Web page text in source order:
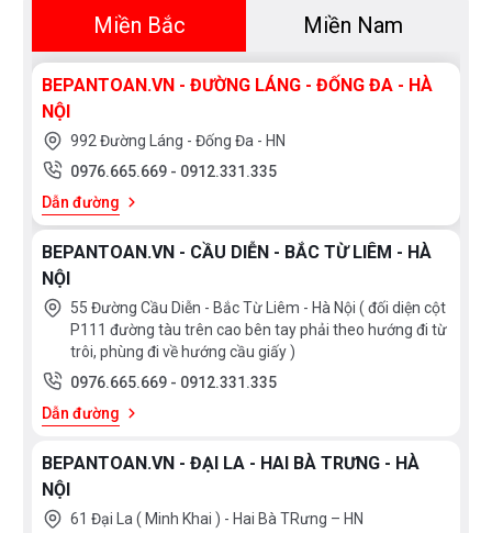
Miền Bắc Miền Nam
BEPANTOAN.VN - ĐƯỜNG LÁNG - ĐỐNG ĐA - HÀ
NỘI
992 Đường Láng - Đống Đa - HN
0976.665.669 - 0912.331.335
Dẫn đường
BEPANTOAN.VN - CẦU DIỄN - BẮC TỪ LIÊM - HÀ
NỘI
55 Đường Cầu Diễn - Bắc Từ Liêm - Hà Nội ( đối diện cột
P111 đường tàu trên cao bên tay phải theo hướng đi từ
trôi, phùng đi về hướng cầu giấy )
0976.665.669 - 0912.331.335
Dẫn đường
BEPANTOAN.VN - ĐẠI LA - HAI BÀ TRƯNG - HÀ
NỘI
61 Đại La ( Minh Khai ) - Hai Bà TRưng – HN